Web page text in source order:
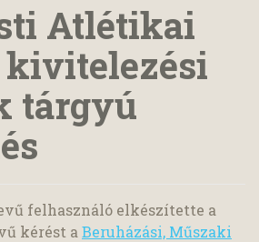
Atlétikai
kivitelezési
tárgyú
felhasználó elkészítette a
kérést a Beruházási, Műszaki